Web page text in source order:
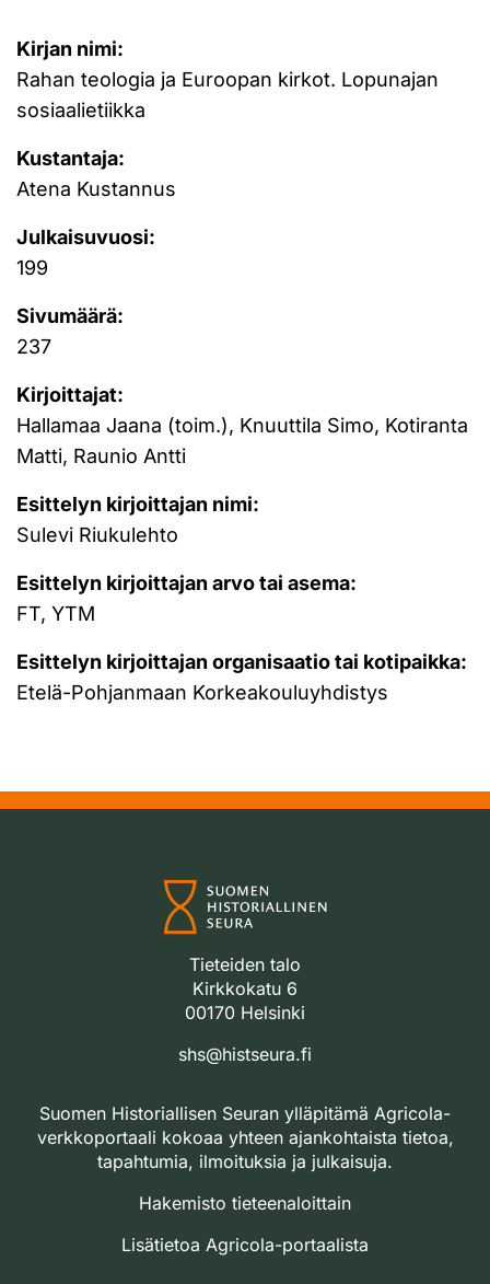
Kirjan nimi:
Rahan teologia ja Euroopan kirkot. Lopunajan
sosiaalietiikka
Kustantaja:
Atena Kustannus
Julkaisuvuosi:
199
Sivumäärä:
237
Kirjoittajat:
Hallamaa Jaana (toim.), Knuuttila Simo, Kotiranta
Matti, Raunio Antti
Esittelyn kirjoittajan nimi:
Sulevi Riukulehto
Esittelyn kirjoittajan arvo tai asema:
FT, YTM
Esittelyn kirjoittajan organisaatio tai kotipaikka:
Etelä-Pohjanmaan Korkeakouluyhdistys
Tieteiden talo
Kirkkokatu 6
00170 Helsinki
shs@histseura.fi
Suomen Historiallisen Seuran ylläpitämä Agricola-
verkkoportaali kokoaa yhteen ajankohtaista tietoa,
tapahtumia, ilmoituksia ja julkaisuja.
Hakemisto tieteenaloittain
Lisätietoa Agricola-portaalista